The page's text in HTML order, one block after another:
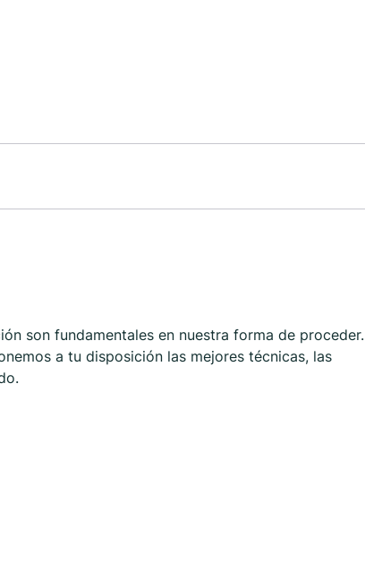
son fundamentales en nuestra forma de proceder.
a tu disposición las mejores técnicas, las